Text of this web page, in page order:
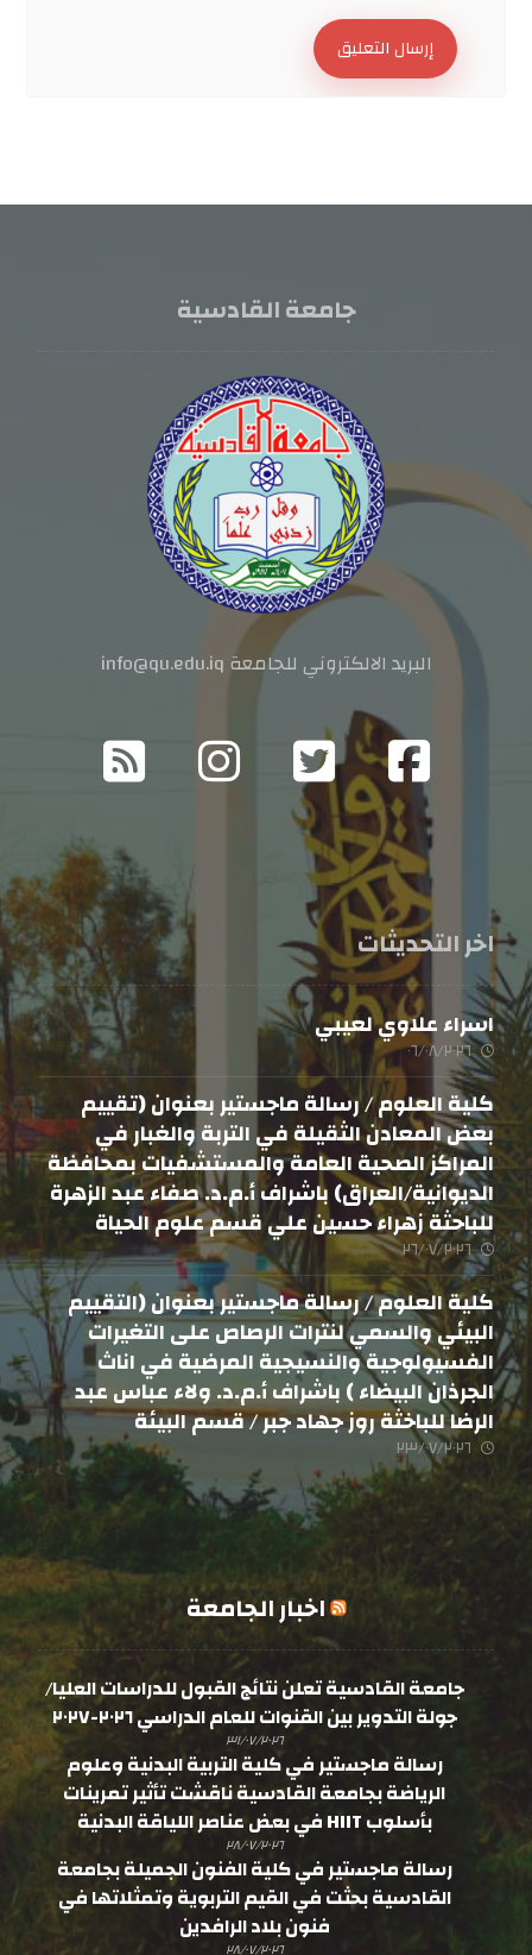
إرسال التعليق
جامعة القادسية
البريد الالكتروني للجامعة info@qu.edu.iq
اخر التحديثات
اسراء علاوي لعيبي
٠٦/٠٨/٢٠٢٦
كلية العلوم / رسالة ماجستير بعنوان (تقييم
بعض المعادن الثقيلة في التربة والغبار في
المراكز الصحية العامة والمستشفيات بمحافظة
الديوانية/العراق) باشراف أ.م.د. صفاء عبد الزهرة
للباحثة زهراء حسين علي قسم علوم الحياة
٢٦/٠٧/٢٠٢٦
كلية العلوم / رسالة ماجستير بعنوان (التقييم
البيئي والسمي لنترات الرصاص على التغيرات
الفسيولوجية والنسيجية المرضية في اناث
الجرذان البيضاء ) باشراف أ.م.د. ولاء عباس عبد
الرضا للباخثة روز جهاد جبر / قسم البيئة
٢٣/٠٧/٢٠٢٦
اخبار الجامعة
جامعة القادسية تعلن نتائج القبول للدراسات العليا/
جولة التدوير بين القنوات للعام الدراسي ٢٠٢٦-٢٠٢٧
٣١/٠٧/٢٠٢٦
رسالة ماجستير في كلية التربية البدنية وعلوم
الرياضة بجامعة القادسية ناقشت تأثير تمرينات
بأسلوب HIIT في بعض عناصر اللياقة البدنية
٢٨/٠٧/٢٠٢٦
رسالة ماجستير في كلية الفنون الجميلة بجامعة
القادسية بحثت في القيم التربوية وتمثلاتها في
فنون بلاد الرافدين
٢٨/٠٧/٢٠٢٦